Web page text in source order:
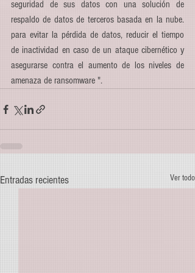
seguridad de sus datos con una solución de
respaldo de datos de terceros basada en la nube.
para evitar la pérdida de datos, reducir el tiempo
de inactividad en caso de un ataque cibernético y
asegurarse contra el aumento de los niveles de
amenaza de ransomware ".
Entradas recientes Ver todo